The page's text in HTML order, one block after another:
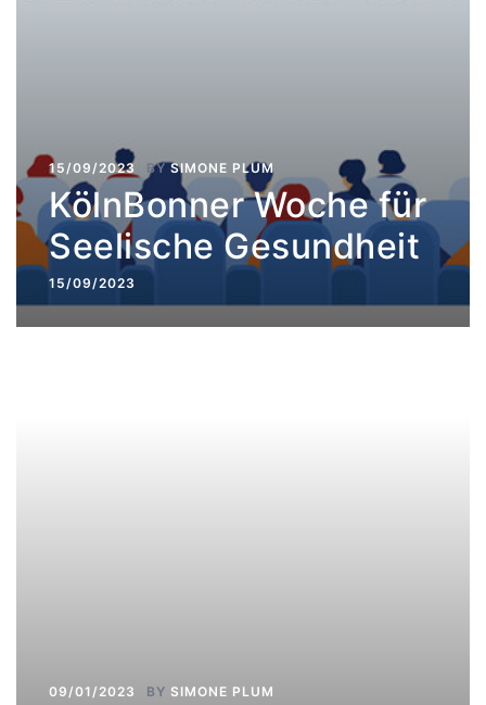
15/09/2023 BYSIMONE PLUM
KölnBonner Woche für
Seelische Gesundheit
15/09/2023
09/01/2023 BY SIMONE PLUM